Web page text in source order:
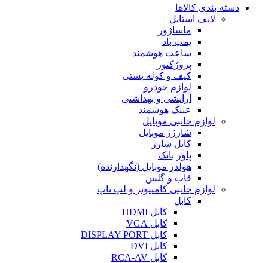
دسته بندی کالاها
لایف استایل
ماساژور
پمپ باد
ساعت هوشمند
پروژکتور
کیف و کوله پشتی
لوازم خودرو
آرایشی و بهداشتی
عینک هوشمند
لوازم جانبی موبایل
شارژر موبایل
کابل شارژ
پاور بانک
هولدر موبایل (نگهدارنده)
قاب و گلس
لوازم جانبی کامپیوتر و لپ تاپ
کابل
کابل HDMI
کابل VGA
کابل DISPLAY PORT
کابل DVI
کابل RCA-AV